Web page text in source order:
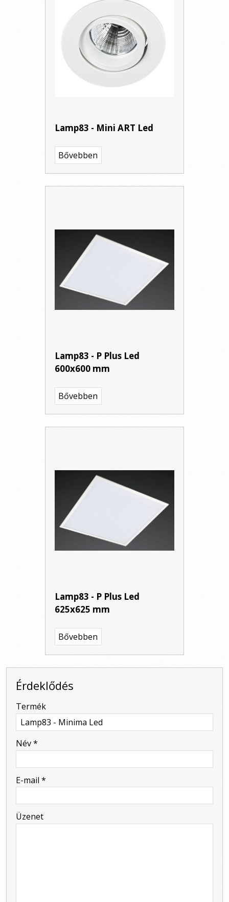
Lamp83 - Mini ART Led
Bővebben
Lamp83 - P Plus Led
600x600 mm
Bővebben
Lamp83 - P Plus Led
625x625 mm
Bővebben
Érdeklődés
-
Termék
Név*
E-mail *
Üzenet